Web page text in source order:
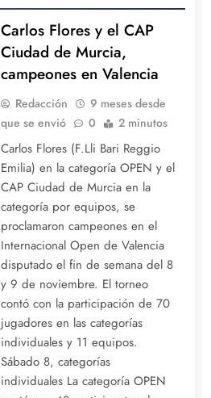
Carlos Flores y el CAP
Ciudad de Murcia,
campeones en Valencia
Redacción
9 meses desde
que se envió
0 2 minutos
Carlos Flores (F.Lli Bari Reggio
Emilia) en la categoría OPEN y el
CAP Ciudad de Murcia en la
categoría por equipos, se
proclamaron campeones en el
Internacional Open de Valencia
disputado el fin de semana del 8
y 9 de noviembre. El torneo
contó con la participación de 70
jugadores en las categorías
individuales y 11 equipos.
Sábado 8, categorías
individuales La categoría OPEN